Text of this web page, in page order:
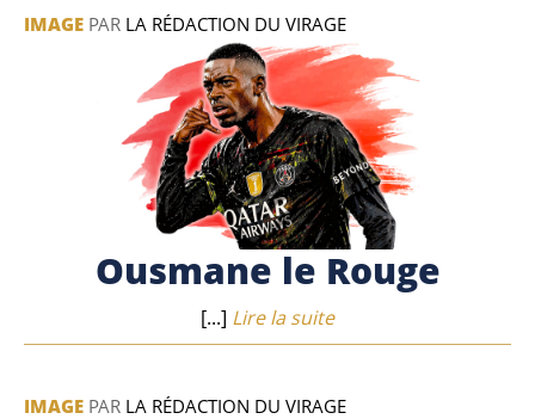
IMAGE PAR LA RÉDACTION DU VIRAGE
Ousmane le Rouge
[...] Lire la suite
IMAGE PAR LA RÉDACTION DU VIRAGE